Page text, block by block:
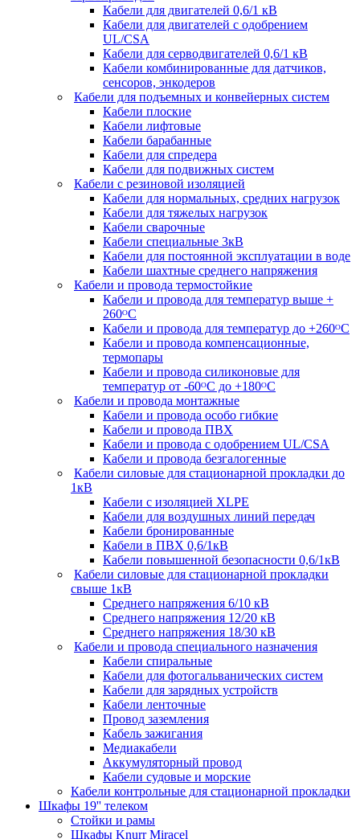
Кабели для двигателей 0,6/1 кВ
Кабели для двигателей с одобрением
UL/CSA
Кабели для серводвигателей 0,6/1 кВ
Кабели комбинированные для датчиков,
cенсоров, энкодеров
Кабели для подъемных и конвейерных систем
Кабели плоские
Кабели лифтовые
Кабели барабанные
Кабели для спредера
Кабели для подвижных систем
Кабели с резиновой изоляцией
Кабели для нормальных, средних нагрузок
Кабели для тяжелых нагрузок
Кабели сварочные
Кабели специальные 3кВ
Кабели для постоянной эксплуатации в воде
Кабели шахтные среднего напряжения
Кабели и провода термостойкие
Кабели и провода для температур выше +
260ᴼС
Кабели и провода для температур до +260ᴼС
Кабели и провода компенсационные,
термопары
Кабели и провода силиконовые для
температур от -60ᴼC до +180ᴼС
Кабели и провода монтажные
Кабели и провода особо гибкие
Кабели и провода ПВХ
Кабели и провода с одобрением UL/CSA
Кабели и провода безгалогенные
Кабели силовые для стационарной прокладки до
1кВ
Кабели c изоляцией XLPE
Кабели для воздушных линий передач
Кабели бронированные
Кабели в ПВХ 0,6/1кВ
Кабели повышенной безопасности 0,6/1кВ
Кабели силовые для стационарной прокладки
свыше 1кВ
Среднего напряжения 6/10 кВ
Среднего напряжения 12/20 кВ
Среднего напряжения 18/30 кВ
Кабели и провода специального назначения
Кабели спиральные
Кабели для фотогальванических систем
Кабели для зарядных устройств
Кабели ленточные
Провод заземления
Кабель зажигания
Медиакабели
Аккумуляторный провод
Кабели судовые и морские
Кабели контрольные для стационарной прокладки
Шкафы 19'' телеком
Стойки и рамы
Шкафы Knurr Miracel